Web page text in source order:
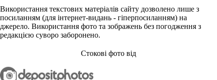
Використання текстових матеріалів сайту дозволено лише з
посиланням (для інтернет-видань - гіперпосиланням) на
джерело. Використання фото та зображень без погодження з
редакцією суворо заборонено.
Стокові фото від